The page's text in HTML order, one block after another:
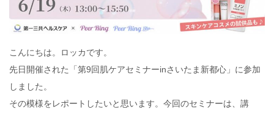
こんにちは。ロッカです。
先日開催された「第9回肌ケアセミナーinさいたま新都心」に参加
しました。
その模様をレポートしたいと思います。今回のセミナーは、講